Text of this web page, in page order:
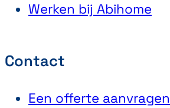
Werken bij Abihome
Contact
Een offerte aanvragen